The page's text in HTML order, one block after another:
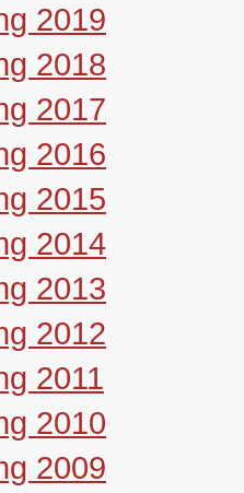
2019
2018
2017
2016
2015
2014
2013
2012
2011
2010
2009